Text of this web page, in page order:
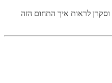
לראות איך התחום הזה